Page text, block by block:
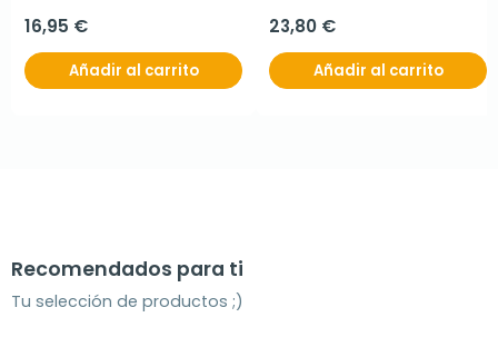
16,95 €
Añadir al carrito
23,80 €
Añadir al carrito
Recomendados para ti
Tu selección de productos ;)